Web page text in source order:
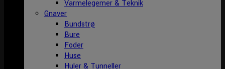
Varmelegemer & Teknik
Gnaver
Bundstrø
Bure
Foder
Huse
Huler & Tunneller